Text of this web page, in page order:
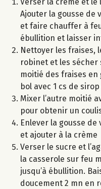
Ajouter la gousse de
et faire chauffer à
ébullition et laisser
Nettoyer les fraises,
robinet et les sécher
moitié des fraises
bol avec 1 cs de
Mixer l’autre moitié
pour obtenir un
Enlever la gousse
et ajouter à la crème
Verser le sucre et
la casserole sur feu
jusqu’à ébullition.
doucement 2 mn en